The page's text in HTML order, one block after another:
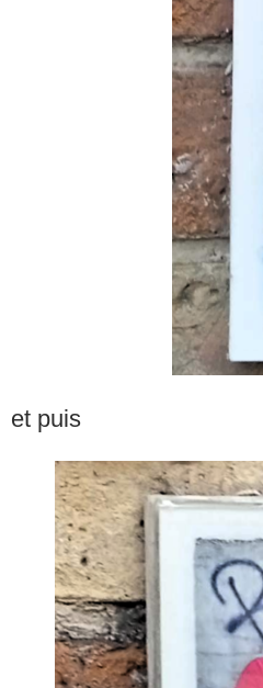
et puis